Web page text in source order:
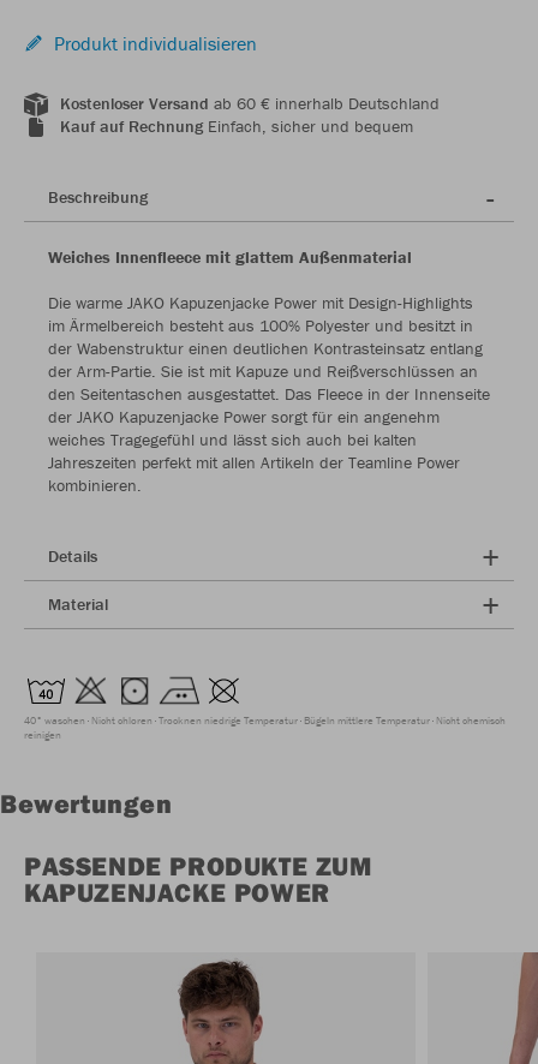
Produkt individualisieren
Kostenloser Versand ab 60 € innerhalb Deutschland
Kauf auf RechnungEinfach, sicher und bequem
Beschreibung
Weiches Innenfleece mit glattem Außenmaterial
Die warme JAKO Kapuzenjacke Power mit Design-Highlights
im Ärmelbereich besteht aus 100% Polyester und besitzt in
der Wabenstruktur einen deutlichen Kontrasteinsatz entlang
der Arm-Partie. Sie ist mit Kapuze und Reißverschlüssen an
den Seitentaschen ausgestattet. Das Fleece in der Innenseite
der JAKO Kapuzenjacke Power sorgt für ein angenehm
weiches Tragegefühl und lässt sich auch bei kalten
Jahreszeiten perfekt mit allen Artikeln der Teamline Power
kombinieren.
Details
Material
40° waschen Nicht chloren Trocknen niedrige Temperatur Bügeln mittlere Temperatur Nicht chemisch
reinigen
Bewertungen
PASSENDE PRODUKTE ZUM
KAPUZENJACKE POWER